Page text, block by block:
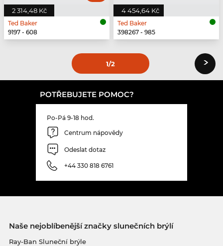
2 314,48 Kč
Ted Baker
9197 - 608
4 454,64 Kč
Ted Baker
398267 - 985
1/2 ›
POTŘEBUJETE POMOC?
Po-Pá 9-18 hod.
Centrum nápovědy
Odeslat dotaz
+44 330 818 6761
Naše nejoblíbenější značky slunečních brýlí
Ray-Ban Sluneční brýle